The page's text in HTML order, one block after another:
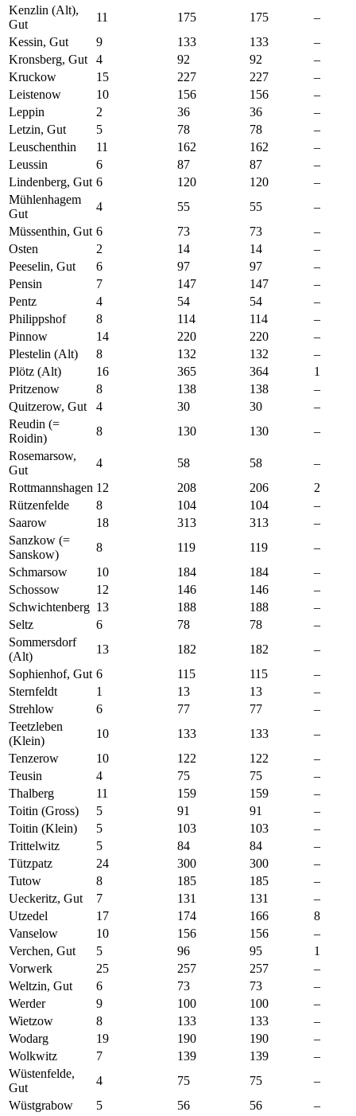
Kenzlin (Alt),
Gut
11 175 175
–
Kessin, Gut
9 133 133
–
Kronsberg, Gut
4 92 92
–
Kruckow
15 227 227
–
Leistenow
10 156 156
–
Leppin
2 36 36
–
Letzin, Gut
5 78 78
–
Leuschenthin
11 162 162
–
Leussin
6 87 87
–
Lindenberg, Gut 6 120 120
–
Mühlenhagem
Gut
4 55 55
–
Müssenthin, Gut 6 73 73
–
Osten
2 14 14
–
Peeselin, Gut
6 97 97
–
Pensin
7 147 147
–
Pentz
4 54 54
–
Philippshof
8 114 114
–
Pinnow
14 220 220
–
Plestelin (Alt)
8 132 132
–
Plötz (Alt)
16 365 364
1
Pritzenow
8 138 138
–
Quitzerow, Gut
4 30 30
–
Reudin (=
Roidin)
8 130 130
–
Rosemarsow,
Gut
4 58 58
–
Rottmannshagen 12 208 206
2
Rützenfelde
8 104 104
–
Saarow
18 313 313
–
Sanzkow (=
Sanskow)
8 119 119
–
Schmarsow
10 184 184
–
Schossow
12 146 146
–
Schwichtenberg 13 188 188
–
Seltz
6 78 78
–
Sommersdorf
(Alt)
13 182 182
–
Sophienhof, Gut 6 115 115
–
Sternfeldt
1 13 13
–
Strehlow
6 77 77
–
Teetzleben
(Klein)
10 133 133
–
Tenzerow
10 122 122
–
Teusin
4 75 75
–
Thalberg
11 159 159
–
Toitin (Gross)
5 91 91
–
Toitin (Klein)
5 103 103
–
Trittelwitz
5 84 84
–
Tützpatz
24 300 300
–
Tutow
8 185 185
–
Ueckeritz, Gut
7 131 131
–
Utzedel
17 174 166
8
Vanselow
10 156 156
–
Verchen, Gut
5 96 95
1
Vorwerk
25 257 257
–
Weltzin, Gut
6 73 73
–
Werder
9 100 100
–
Wietzow
8 133 133
–
Wodarg
19 190 190
–
Wolkwitz
7 139 139
–
Wüstenfelde,
Gut
4 75 75
–
Wüstgrabow
5 56 56
–